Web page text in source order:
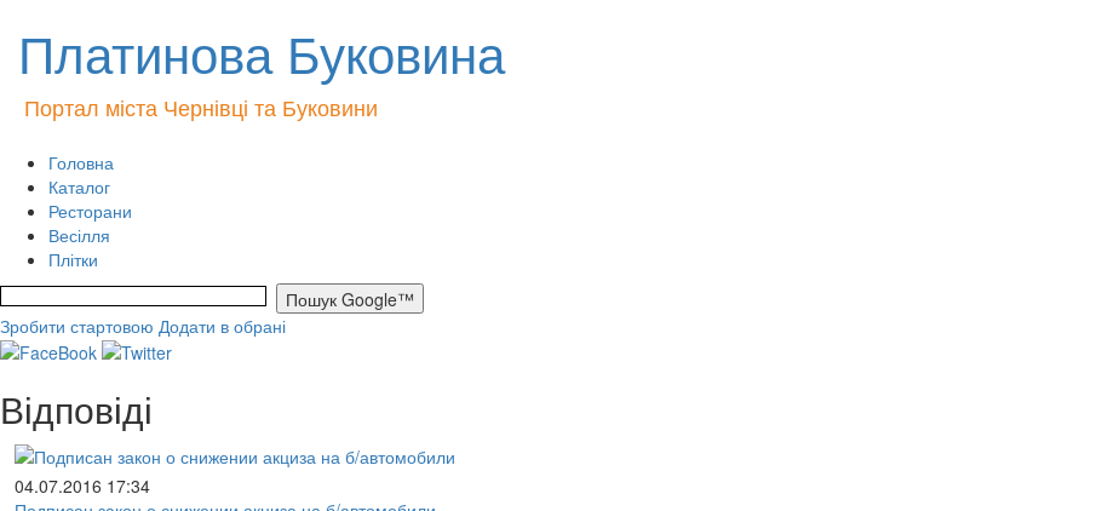
Платинова Буковина
Портал міста Чернівці та Буковини
Головна
Каталог
Ресторани
Весілля
Плітки
Зробити стартовою Додати в обрані
Відповіді
04.07.2016 17:34